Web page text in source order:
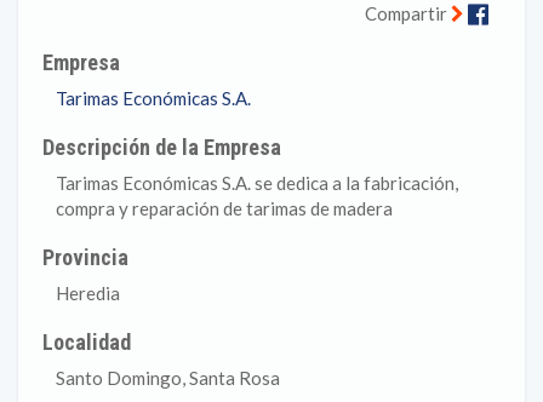
Compartir
Empresa
Tarimas Económicas S.A.
Descripción de la Empresa
Tarimas Económicas S.A. se dedica a la fabricación,
compra y reparación de tarimas de madera
Provincia
Heredia
Localidad
Santo Domingo, Santa Rosa